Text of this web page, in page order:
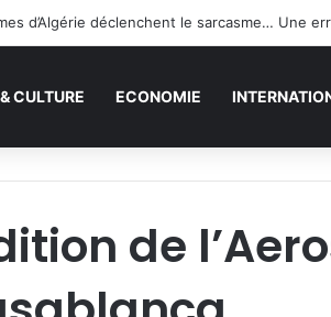
CULTURE ECONOMIE
de